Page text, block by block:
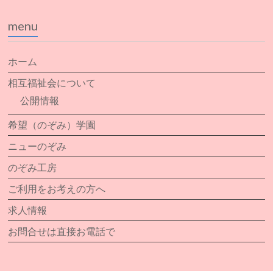
menu
ホーム
相互福祉会について
公開情報
希望（のぞみ）学園
ニューのぞみ
のぞみ工房
ご利用をお考えの方へ
求人情報
お問合せは直接お電話で